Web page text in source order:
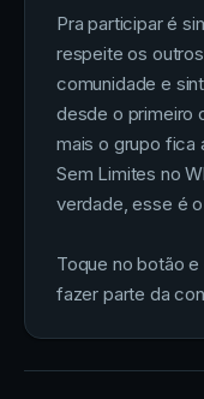
Pra participar é
respeite os
comunidade e
desde o primeiro
mais o grupo fica
Sem Limites no
verdade, esse é o
Toque no botão
fazer parte da